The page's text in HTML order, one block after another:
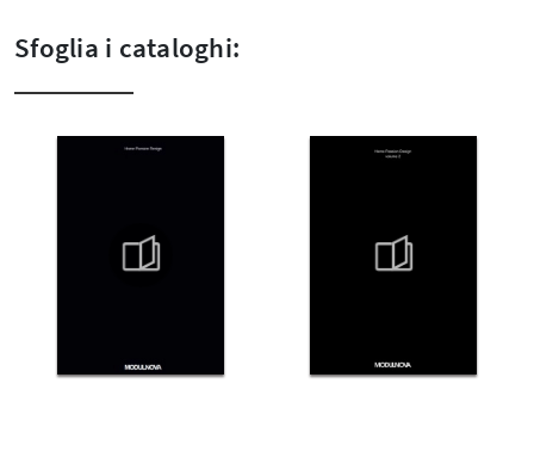
Sfoglia i cataloghi: